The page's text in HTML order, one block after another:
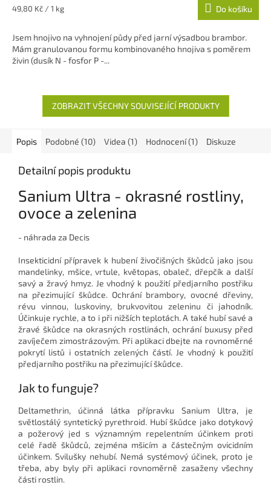
5,0
hvězdiček.
Měrná
49,80 Kč / 1 kg Do košíku
Jsem hnojivo na vyhnojení půdy před jarní výsadbou brambor.
Mám granulovanou formu kombinovaného hnojiva s poměrem
živin (dusík N - fosfor P -...
ZOBRAZIT VŠECHNY SOUVISEJÍCÍ PRODUKTY
Popis Podobné (10) Videa (1) Hodnocení (1) Diskuze
Detailní popis produktu
Sanium Ultra - okrasné rostliny,
ovoce a zelenina
- náhrada za Decis
Insekticidní přípravek k hubení živočišných škůdců jako jsou
mandelinky, mšice, vrtule, květopas, obaleč, dřepčík a další
savý a žravý hmyz. Je vhodný k použití předjarního postřiku
na přezimující škůdce. Ochrání brambory, ovocné dřeviny,
révu vinnou, luskoviny, brukvovitou zeleninu či jahodník.
Účinkuje rychle, a to i při nižších teplotách. A také hubí savé a
žravé škůdce na okrasných rostlinách, ochrání buxusy před
zavíječem zimostrázovým. Při aplikaci dbejte na rovnoměrné
pokrytí listů i ostatních zelených částí. Je vhodný k použití
předjarního postřiku na přezimující škůdce.
Jak to funguje?
Deltamethrin, účinná látka přípravku Sanium Ultra, je
světlostálý syntetický pyrethroid. Hubí škůdce jako dotykový
a požerový jed s významným repelentním účinkem proti
celé řadě škůdců, zejména mšicím a částečným ovicidním
účinkem. Svilušky nehubí. Nemá systémový účinek, proto je
třeba, aby byly při aplikaci rovnoměrně zasaženy všechny
části rostlin.